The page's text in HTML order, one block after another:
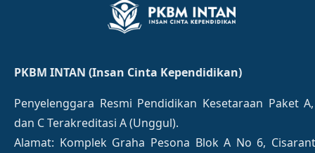
PKBM INTAN (Insan Cinta Kependidikan)
Penyelenggara Resmi Pendidikan Kesetaraan Paket
dan C Terakreditasi A (Unggul).
Alamat: Komplek Graha Pesona Blok A No 6,